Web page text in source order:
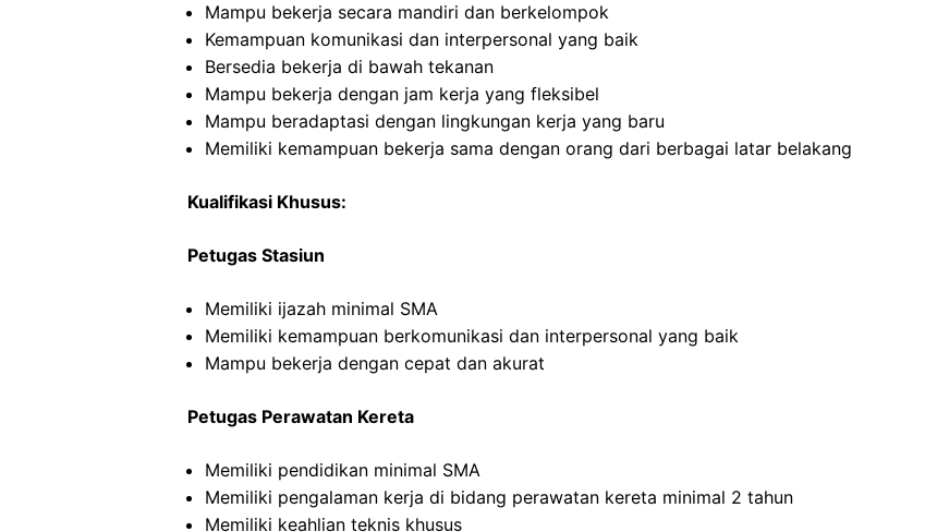
Mampu bekerja secara mandiri dan berkelompok
Kemampuan komunikasi dan interpersonal yang baik
Bersedia bekerja di bawah tekanan
Mampu bekerja dengan jam kerja yang fleksibel
Mampu beradaptasi dengan lingkungan kerja yang baru
Memiliki kemampuan bekerja sama dengan orang dari berbagai latar belakang
Kualifikasi Khusus:
Petugas Stasiun
Memiliki ijazah minimal SMA
Memiliki kemampuan berkomunikasi dan interpersonal yang baik
Mampu bekerja dengan cepat dan akurat
Petugas Perawatan Kereta
Memiliki pendidikan minimal SMA
Memiliki pengalaman kerja di bidang perawatan kereta minimal 2 tahun
Memiliki keahlian teknis khusus